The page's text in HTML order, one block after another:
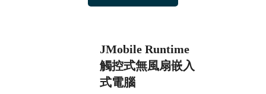
JMobile Runtime
觸控式無風扇嵌入
式電腦